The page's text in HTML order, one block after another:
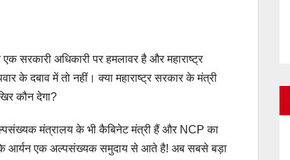
सरकारी अधिकारी पर हमलावर है और महाराष्ट्र
के दबाव में तो नहीं। क्या महाराष्ट्र सरकार के मंत्री
कौन देगा?
मंत्रालय के भी कैबिनेट मंत्री हैं और NCP का
आर्यन एक अल्पसंख्यक समुदाय से आते है! अब सबसे बड़ा